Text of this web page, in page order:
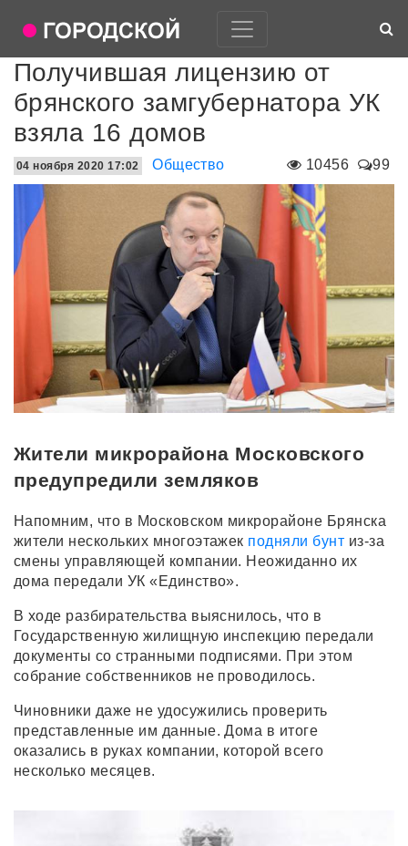
Получившая лицензию от
брянского замгубернатора УК
взяла 16 домов
10456 99
04 ноября 2020 17:02 Общество
Жители микрорайона Московского
предупредили земляков
Напомним, что в Московском микрорайоне Брянска
жители нескольких многоэтажек подняли бунт из-за
смены управляющей компании. Неожиданно их
дома передали УК «Единство».
В ходе разбирательства выяснилось, что в
Государственную жилищную инспекцию передали
документы со странными подписями. При этом
собрание собственников не проводилось.
Чиновники даже не удосужились проверить
представленные им данные. Дома в итоге
оказались в руках компании, которой всего
несколько месяцев.